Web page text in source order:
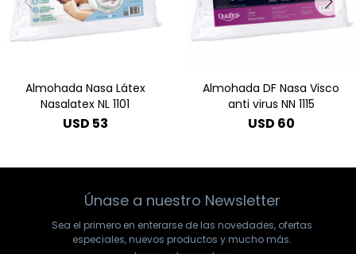
Almohada Nasa Látex
Nasalatex NL 1101
USD 53
Almohada DF Nasa Visco
anti virus NN 1115
USD 60
Únase a nuestro Newsletter
Sea el primero en enterarse de las novedades, ofertas
especiales, nuevos productos y mucho más.